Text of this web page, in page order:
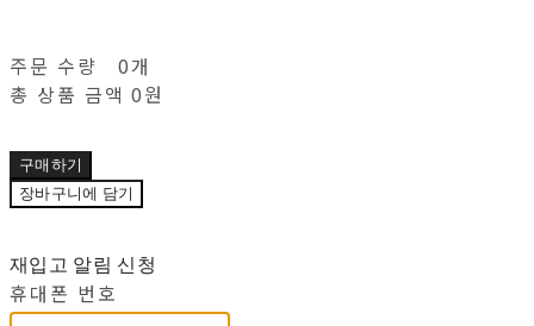
주문 수량
0개
총 상품 금액 0원
구매하기
장바구니에 담기
재입고 알림 신청
휴대폰 번호